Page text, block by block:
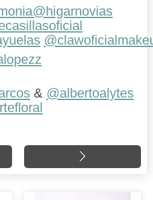
@higarnovias
& @albertoalytes